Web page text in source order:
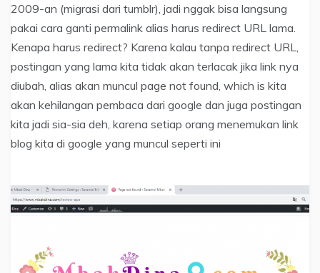
2009-an (migrasi dari tumblr), jadi nggak bisa langsung
pakai cara ganti permalink alias harus redirect URL lama.
Kenapa harus redirect? Karena kalau tanpa redirect URL,
postingan yang lama kita tidak akan terlacak jika link nya
diubah, alias akan muncul page not found, which is kita
akan kehilangan pembaca dari google dan juga postingan
kita jadi sia-sia deh, karena setiap orang menemukan link
blog kita di google yang muncul seperti ini